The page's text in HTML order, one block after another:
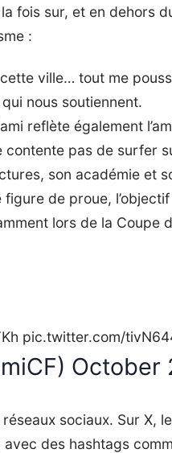
fois sur, et en dehors
:
ville… tout me
nous soutiennent.
reflète également
contente pas de surfer
son académie et
de proue,
lors de la Coupe
pic.twitter.com/
October
sociaux. Sur X,
des hashtags